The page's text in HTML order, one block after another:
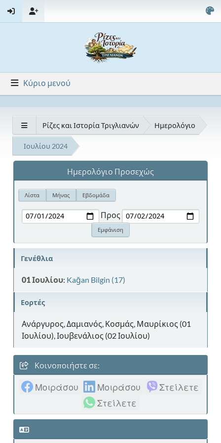
Κύριο μενού
Ρίζες και Ιστορία Τριγλιανών Ημερολόγιο
Ιουλίου 2024
Ημερολόγιο Προσεχώς
Λίστα Μήνας Εβδομάδα
Προς
Γενέθλια
01 Ιουλίου: Kağan Bilgin (17)
Εορτές
Ανάργυρος, Δαμιανός, Κοσμάς, Μαυρίκιος (01
Ιουλίου), Ιουβενάλιος (02 Ιουλίου)
Κοινοποιήστε σε:
Μοιράσου Μοιράσου
Στείλετε
Στείλετε